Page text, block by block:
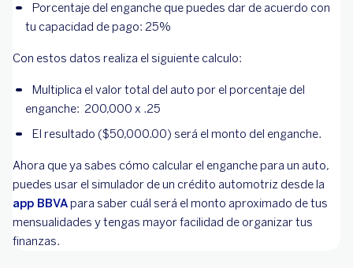
Porcentaje del enganche que puedes dar de acuerdo con
tu capacidad de pago: 25%
Con estos datos realiza el siguiente calculo:
Multiplica el valor total del auto por el porcentaje del
enganche: 200,000 x .25
El resultado ($50,000.00) será el monto del enganche.
Ahora que ya sabes cómo calcular el enganche para un auto,
puedes usar el simulador de un crédito automotriz desde la
app BBVApara saber cuál será el monto aproximado de tus
mensualidades y tengas mayor facilidad de organizar tus
finanzas.